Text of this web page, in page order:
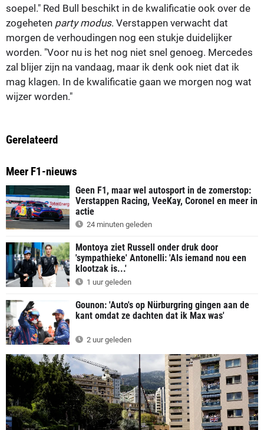
soepel." Red Bull beschikt in de kwalificatie ook over de
zogeheten party modus. Verstappen verwacht dat
morgen de verhoudingen nog een stukje duidelijker
worden. "Voor nu is het nog niet snel genoeg. Mercedes
zal blijer zijn na vandaag, maar ik denk ook niet dat ik
mag klagen. In de kwalificatie gaan we morgen nog wat
wijzer worden."
Gerelateerd
Meer F1-nieuws
Geen F1, maar wel autosport in de zomerstop:
Verstappen Racing, VeeKay, Coronel en meer in
actie
24 minuten geleden
Montoya ziet Russell onder druk door
'sympathieke' Antonelli: 'Als iemand nou een
klootzak is...'
1 uur geleden
Gounon: 'Auto's op Nürburgring gingen aan de
kant omdat ze dachten dat ik Max was'
2 uur geleden